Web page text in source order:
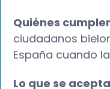
Quiénes
ciudadanos
España cuando
Lo que se acepta